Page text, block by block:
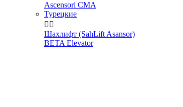
Ascensori CMA
Турецкие
 
Шахлифт (SahLift Asansor)
BETA Elevator